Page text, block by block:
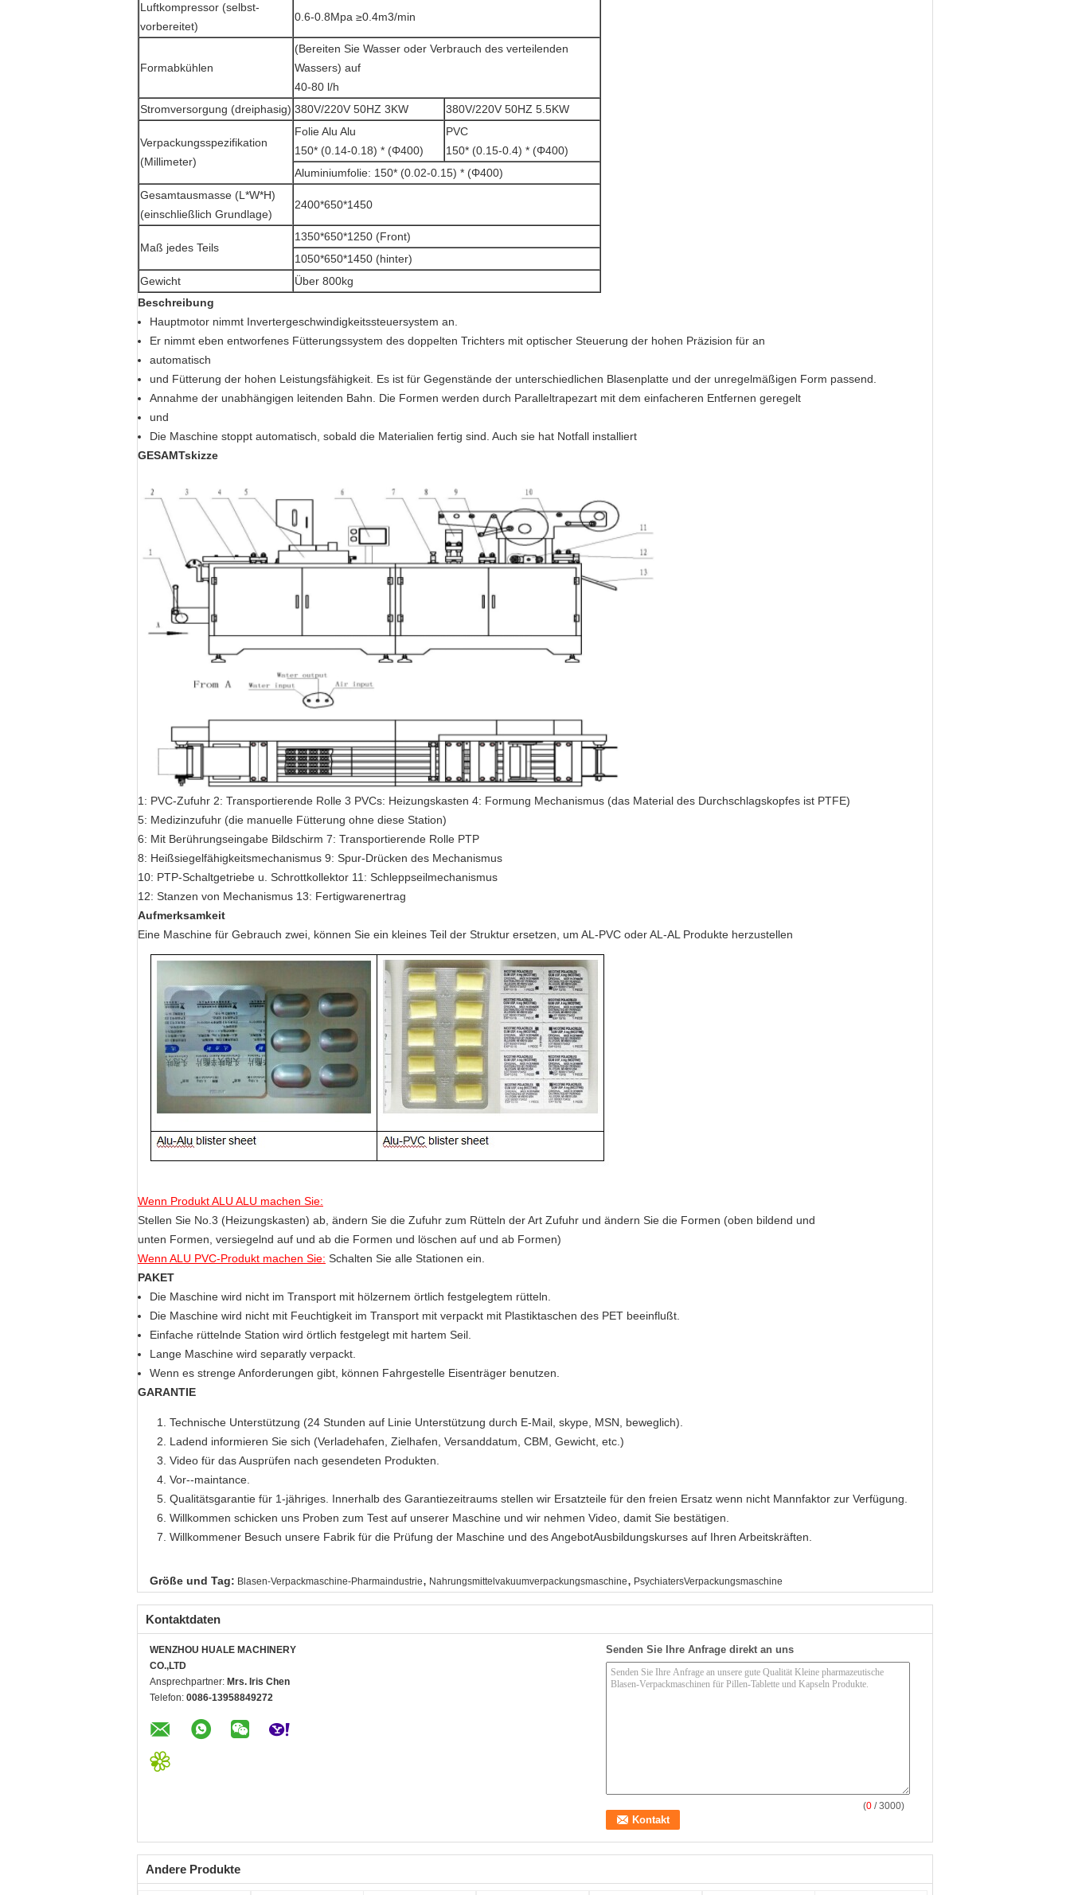
Luftkompressor (selbst-
vorbereitet)
0.6-0.8Mpa ≥0.4m3/min
Formabkühlen
(Bereiten Sie Wasser oder Verbrauch des verteilenden
Wassers) auf
40-80 l/h
Stromversorgung (dreiphasig) 380V/220V 50HZ 3KW 380V/220V 50HZ 5.5KW
Verpackungsspezifikation
(Millimeter)
Folie Alu Alu
150* (0.14-0.18) * (Φ400)
PVC
150* (0.15-0.4) * (Φ400)
Aluminiumfolie: 150* (0.02-0.15) * (Φ400)
Gesamtausmasse (L*W*H)
(einschließlich Grundlage)
2400*650*1450
Maß jedes Teils
1350*650*1250 (Front)
1050*650*1450 (hinter)
Gewicht
Über 800kg
Beschreibung
Hauptmotor nimmt Invertergeschwindigkeitssteuersystem an.
Er nimmt eben entworfenes Fütterungssystem des doppelten Trichters mit optischer Steuerung der hohen Präzision für an
automatisch
und Fütterung der hohen Leistungsfähigkeit. Es ist für Gegenstände der unterschiedlichen Blasenplatte und der unregelmäßigen Form passend.
Annahme der unabhängigen leitenden Bahn. Die Formen werden durch Paralleltrapezart mit dem einfacheren Entfernen geregelt
und
Die Maschine stoppt automatisch, sobald die Materialien fertig sind. Auch sie hat Notfall installiert
GESAMTskizze
1: PVC-Zufuhr 2: Transportierende Rolle 3 PVCs: Heizungskasten 4: Formung Mechanismus (das Material des Durchschlagskopfes ist PTFE)
5: Medizinzufuhr (die manuelle Fütterung ohne diese Station)
6: Mit Berührungseingabe Bildschirm 7: Transportierende Rolle PTP
8: Heißsiegelfähigkeitsmechanismus 9: Spur-Drücken des Mechanismus
10: PTP-Schaltgetriebe u. Schrottkollektor 11: Schleppseilmechanismus
12: Stanzen von Mechanismus 13: Fertigwarenertrag
Aufmerksamkeit
Eine Maschine für Gebrauch zwei, können Sie ein kleines Teil der Struktur ersetzen, um AL-PVC oder AL-AL Produkte herzustellen
Wenn Produkt ALU ALU machen Sie:
Stellen Sie No.3 (Heizungskasten) ab, ändern Sie die Zufuhr zum Rütteln der Art Zufuhr und ändern Sie die Formen (oben bildend und
unten Formen, versiegelnd auf und ab die Formen und löschen auf und ab Formen)
Wenn ALU PVC-Produkt machen Sie: Schalten Sie alle Stationen ein.
PAKET
Die Maschine wird nicht im Transport mit hölzernem örtlich festgelegtem rütteln.
Die Maschine wird nicht mit Feuchtigkeit im Transport mit verpackt mit Plastiktaschen des PET beeinflußt.
Einfache rüttelnde Station wird örtlich festgelegt mit hartem Seil.
Lange Maschine wird separatly verpackt.
Wenn es strenge Anforderungen gibt, können Fahrgestelle Eisenträger benutzen.
GARANTIE
Technische Unterstützung (24 Stunden auf Linie Unterstützung durch E-Mail, skype, MSN, beweglich).
Ladend informieren Sie sich (Verladehafen, Zielhafen, Versanddatum, CBM, Gewicht, etc.)
Video für das Ausprüfen nach gesendeten Produkten.
Vor--maintance.
Qualitätsgarantie für 1-jähriges. Innerhalb des Garantiezeitraums stellen wir Ersatzteile für den freien Ersatz wenn nicht Mannfaktor zur Verfügung.
Willkommen schicken uns Proben zum Test auf unserer Maschine und wir nehmen Video, damit Sie bestätigen.
Willkommener Besuch unsere Fabrik für die Prüfung der Maschine und des AngebotAusbildungskurses auf Ihren Arbeitskräften.
Größe und Tag: Blasen-Verpackmaschine-Pharmaindustrie, Nahrungsmittelvakuumverpackungsmaschine, PsychiatersVerpackungsmaschine
Kontaktdaten
WENZHOU HUALE MACHINERY
CO.,LTD
Ansprechpartner: Mrs. Iris Chen
Telefon: 0086-13958849272
Senden Sie Ihre Anfrage direkt an uns
(0 / 3000)
Andere Produkte